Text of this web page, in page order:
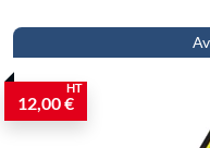
12,00 €
HT